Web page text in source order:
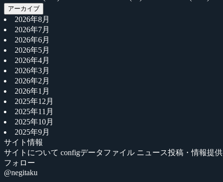
アーカイブ
2026年8月
2026年7月
2026年6月
2026年5月
2026年4月
2026年3月
2026年2月
2026年1月
2025年12月
2025年11月
2025年10月
2025年9月
サイト情報
サイトについて configデータファイル ニュース投稿・情報提供
フォロー
@negitaku